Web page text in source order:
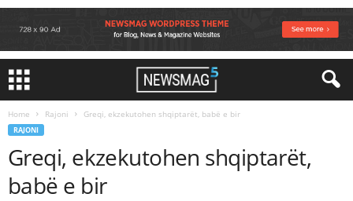
Home Rajoni Greqi, ekzekutohen shqiptarët, babë e bir
RAJONI
Greqi, ekzekutohen shqiptarët,
babë e bir